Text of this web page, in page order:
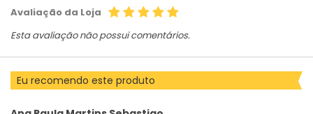
Avaliação da Loja
Esta avaliação não possui comentários.
Eu recomendo este produto